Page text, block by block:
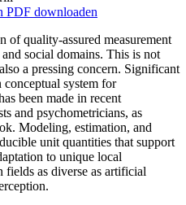
PDF downloaden
of quality-assured measurement
social domains. This is not
a pressing concern. Significant
system for
been made in recent
and psychometricians, as
Modeling, estimation, and
unit quantities that support
to unique local
fields as diverse as artificial